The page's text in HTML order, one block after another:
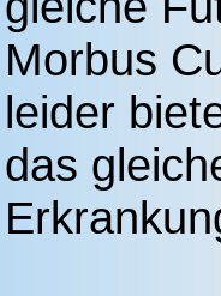
Morbus
leider
das